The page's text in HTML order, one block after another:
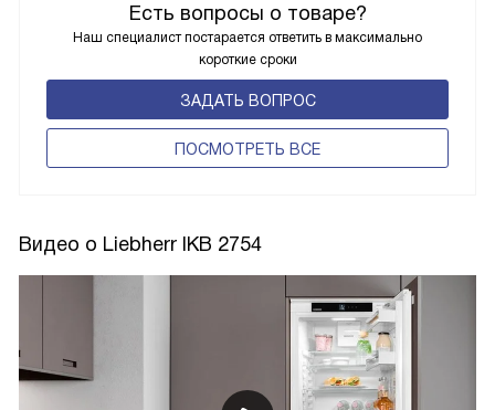
Есть вопросы о товаре?
Наш специалист постарается ответить в максимально
короткие сроки
ЗАДАТЬ ВОПРОС
ПОCМОТРЕТЬ ВСЕ
Видео о Liebherr IKB 2754